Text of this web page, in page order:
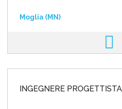
Moglia (MN)
INGEGNERE